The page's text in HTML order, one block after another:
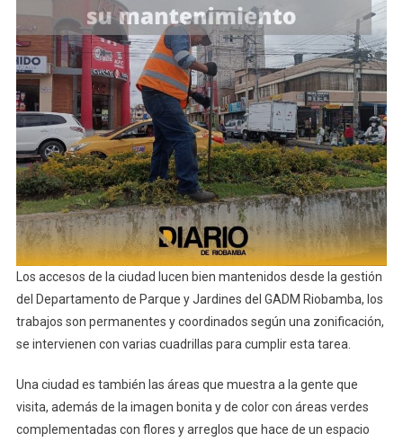
Ciudad
Siempre
Con
Color
Los accesos de la ciudad lucen bien mantenidos desde la gestión
del Departamento de Parque y Jardines del GADM Riobamba, los
trabajos son permanentes y coordinados según una zonificación,
se intervienen con varias cuadrillas para cumplir esta tarea.
Una ciudad es también las áreas que muestra a la gente que
visita, además de la imagen bonita y de color con áreas verdes
complementadas con flores y arreglos que hace de un espacio